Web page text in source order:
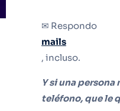
✉ Respondo
mails
, incluso.
Y si una
teléfono, que le